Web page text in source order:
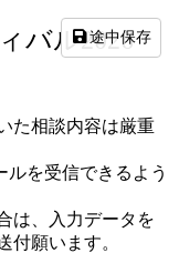
バル2026
た相談内容は厳重
ルを受信できるよう
は、入力データを
付願います。
途中保存